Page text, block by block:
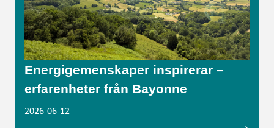
Energigemenskaper inspirerar –
erfarenheter från Bayonne
2026-06-12